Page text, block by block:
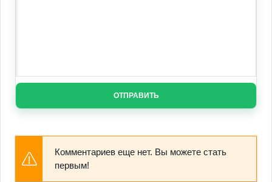
ОТПРАВИТЬ
Комментариев еще нет. Вы можете стать
первым!